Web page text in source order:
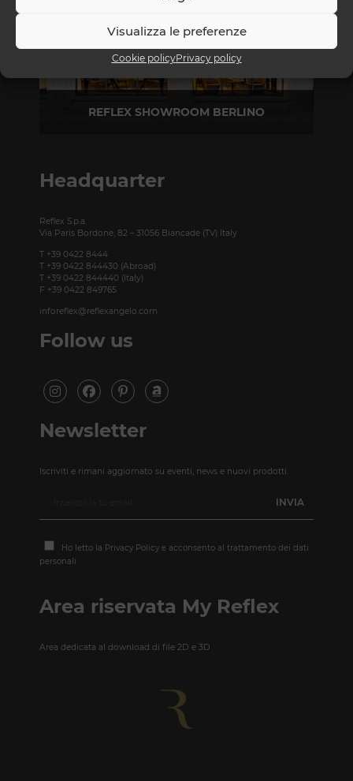
Visualizza le preferenze
Cookie policyPrivacy policy
REFLEX SHOWROOM BERLINO
Headquarter
Reflex S.p.a.
Via Paris Bordone, 82 – 31056 Biancade (TV) Italy
T +39 0422 8444
T +39 0422 844430 (Abroad)
T +39 0422 844440 (Italy)
F +39 0422 849765
inforeflex@reflexangelo.com
Follow us
Newsletter
Iscriviti e rimani aggiornato su eventi, news e nuovi prodotti.
Ho letto la Privacy Policy e acconsento al trattamento dei dati
personali
Area riservata My Reflex
Area dedicata al download di file 2D e 3D